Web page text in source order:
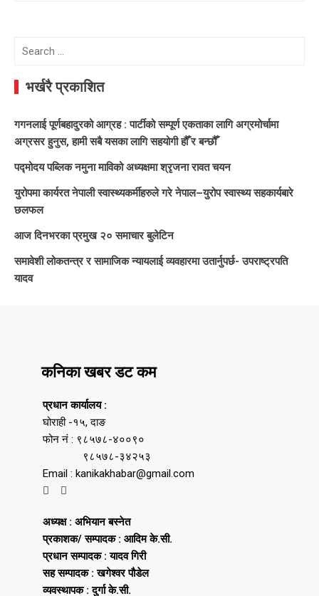
Search
भर्खरै प्रकाशित
गगनलाई पूर्णबहादुरको आग्रह : पार्टीको सम्पूर्ण एकताका लागि अग्रमोर्चामा
अग्रसर हुनुस, हामी सबै यसका लागि सहयोगी हौँ र बन्छौँ
पद्मोदय पब्लिक नमुना माविको अध्यक्षमा श्रृजना रावत चयन
युरोपमा कार्यरत नेपाली स्वास्थ्यकर्मीहरुले गरे नेपाल–युरोप स्वास्थ्य सहकार्यबारे
छलफल
आज दिनभरका प्रमुख २० समाचार बुलेटिन
समावेशी लोकतन्त्र र सामाजिक न्यायलाई व्यवहारमा उतार्नुपर्छ- उपराष्ट्रपति
यादव
कनिका खबर डट कम
प्रधान कार्यालय :
घोराही -१५, दाङ
फोन नं : ९८५७८-४००९०
९८५७८-३४२५३
Email : kanikakhabar@gmail.com
अध्यक्ष : अभियान बस्नेत
प्रकाशक/ सम्पादक : आदिम के.सी.
प्रधान सम्पादक : यादव गिरी
सह सम्पादक : खगेश्वर पौडेल
व्यवस्थापक : दुर्गा के.सी.